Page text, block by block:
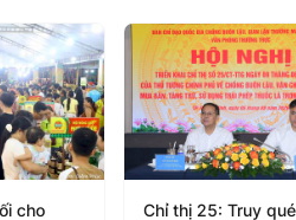
quét tận
Khánh Hòa tăng